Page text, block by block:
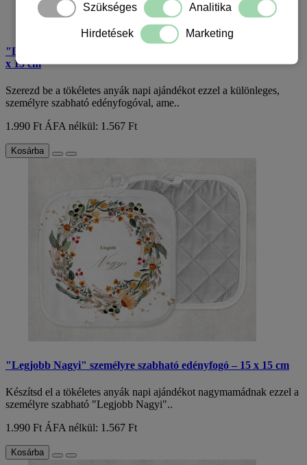
"Legjobb Anya" személyre szabható fényképes edényfogó – 15
x 15 cm
Szerezd be a tökéletes anyák napi ajándékot ezzel a különleges,
személyre szabható edényfogóval, ame..
1.990 Ft ÁFA nélkül: 1.567 Ft
Kosárba
"Legjobb Nagyi" személyre szabható edényfogó – 15 x 15 cm
Készítsd el a tökéletes anyák napi ajándékot nagymamádnak ezzel a
személyre szabható "Legjobb Nagyi"..
1.990 Ft ÁFA nélkül: 1.567 Ft
Kosárba
Szükséges Analitika
Hirdetések Marketing